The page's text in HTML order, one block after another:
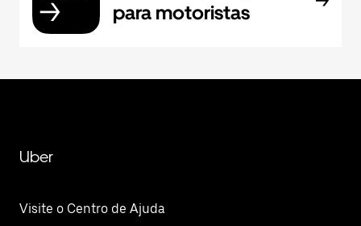
para motoristas
Uber
Visite o Centro de Ajuda